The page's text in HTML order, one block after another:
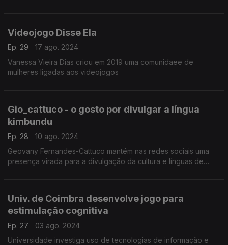
Videojogo Disse Ela
Ep. 29
17 ago. 2024
Vanessa Vieira Dias criou em 2019 uma comunidaee de
mulheres ligadas aos videojogos
Gio_cattuco - o gosto por divulgar a língua
kimbundu
Ep. 28
10 ago. 2024
Geovany Fernandes-Cattuco mantém nas redes sociais uma
presença virada para a divulgação da cultura e línguas de
Univ. de Coimbra desenvolve jogo para
estimulação cognitiva
Ep. 27
03 ago. 2024
Universidade investiga uso de tecnologias de informação e